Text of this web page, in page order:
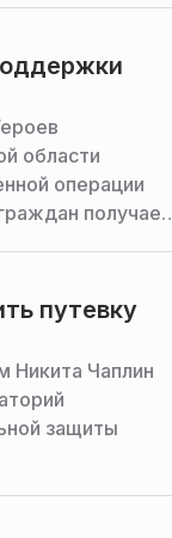
области
операции
получает
(ЕДВ),
помощь. Об
путевку
Никита Чаплин
защиты